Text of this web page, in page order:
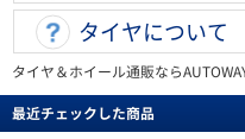
タイヤについて
タイヤ＆ホイール通販なら
最近チェックした商品